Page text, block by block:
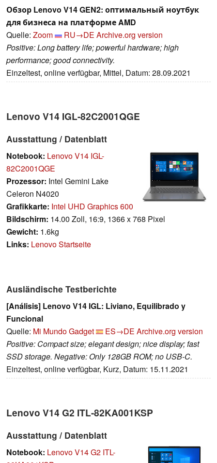
Обзор Lenovo V14 GEN2: оптимальный ноутбук
для бизнеса на платформе AMD
Quelle: Zoom RU→DE Archive.org version
Positive: Long battery life; powerful hardware; high
performance; good connectivity.
Einzeltest, online verfügbar, Mittel, Datum: 28.09.2021
Lenovo V14 IGL-82C2001QGE
Ausstattung / Datenblatt
Notebook: Lenovo V14 IGL-
82C2001QGE
Prozessor: Intel Gemini Lake
Celeron N4020
Grafikkarte: Intel UHD Graphics 600
Bildschirm: 14.00 Zoll, 16:9, 1366 x 768 Pixel
Gewicht: 1.6kg
Links: Lenovo Startseite
Ausländische Testberichte
[Análisis] Lenovo V14 IGL: Liviano, Equilibrado y
Funcional
Quelle: Mi Mundo Gadget ES→DE Archive.org version
Positive: Compact size; elegant design; nice display; fast
SSD storage. Negative: Only 128GB ROM; no USB-C.
Einzeltest, online verfügbar, Kurz, Datum: 15.11.2021
Lenovo V14 G2 ITL-82KA001KSP
Ausstattung / Datenblatt
Notebook: Lenovo V14 G2 ITL-